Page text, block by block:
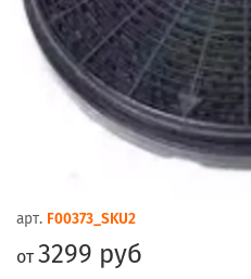
арт. F00373_SKU2
от3299 руб